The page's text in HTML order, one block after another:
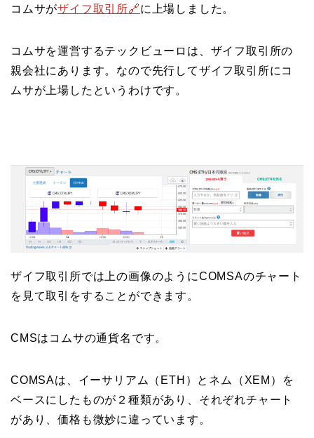
コムサがザイフ取引所🔗に上場しました。
コムサを運営するテックビューロは、ザイフ取引所の
親会社にあります。なので先行してザイフ取引所にコ
ムサが上場したというわけです。
ザイフ取引所では上の画像のようにCOMSAのチャート
を見て取引をすることができます。
CMSはコムサの通貨名です。
COMSAは、イーサリアム（ETH）とネム（XEM）を
ベースにしたものが２種類があり、それぞれチャート
があり、価格も微妙に違っています。